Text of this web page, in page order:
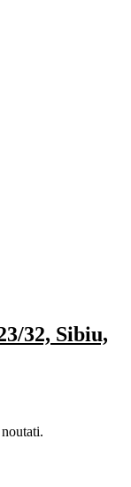
32, Sibiu,